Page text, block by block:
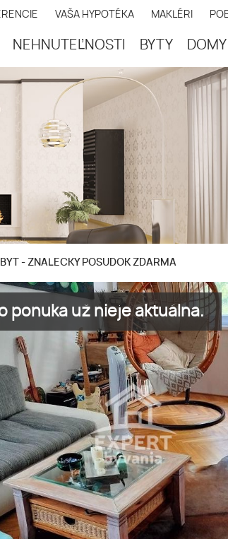
VAŠA HYPOTÉKA MAKLÉRI
NEHNUTEĽNOSTI BYTY DOMY
- ZNALECKY POSUDOK ZDARMA
ponuka už nieje aktuálna.